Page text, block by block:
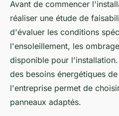
Avant de commencer
réaliser une étude de
d'évaluer les conditions
l'ensoleillement, les
disponible pour
des besoins énergétiques
l'entreprise permet de
panneaux adaptés.